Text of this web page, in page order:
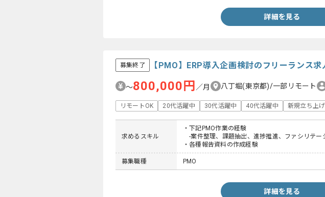
詳細を見る
募集終了 【PMO】ERP導入企画検討のフリーランス求
〜800,000円 ／月 八丁堀(東京都)/一部リモート
リモートOK 20代活躍中 30代活躍中 40代活躍中 新規立ち上げ
求めるスキル
・下記PMO作業の経験
-案件整理、課題抽出、進捗推進、ファシリテー
・各種報告資料の作成経験
募集職種 PMO
詳細を見る